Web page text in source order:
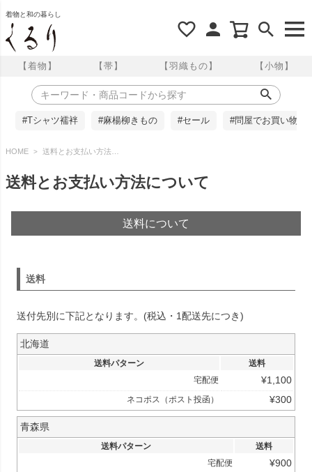
着物と和の暮らし
【着物】 【帯】 【羽織もの】 【小物】
#Tシャツ襦袢 #麻楊柳きもの #セール #問屋でお買い物
HOME 送料とお支払い方法について
送料とお支払い方法について
送料について
送料
送付先別に下記となります。(税込・1配送先につき)
北海道
送料パターン
送料
宅配便
¥1,100
ネコポス（ポスト投函） ¥300
青森県
送料パターン
送料
宅配便
¥900